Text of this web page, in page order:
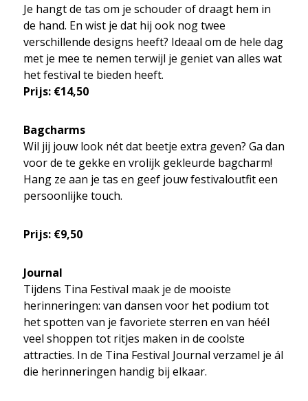
Je hangt de tas om je schouder of draagt hem in
de hand. En wist je dat hij ook nog twee
verschillende designs heeft? Ideaal om de hele dag
met je mee te nemen terwijl je geniet van alles wat
het festival te bieden heeft.
Prijs: €14,50
Bagcharms
Wil jij jouw look nét dat beetje extra geven? Ga dan
voor de te gekke en vrolijk gekleurde bagcharm!
Hang ze aan je tas en geef jouw festivaloutfit een
persoonlijke touch.
Prijs: €9,50
Journal
Tijdens Tina Festival maak je de mooiste
herinneringen: van dansen voor het podium tot
het spotten van je favoriete sterren en van héél
veel shoppen tot ritjes maken in de coolste
attracties. In de Tina Festival Journal verzamel je ál
die herinneringen handig bij elkaar.